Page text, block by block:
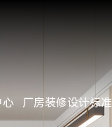
心 厂房装修设计标准